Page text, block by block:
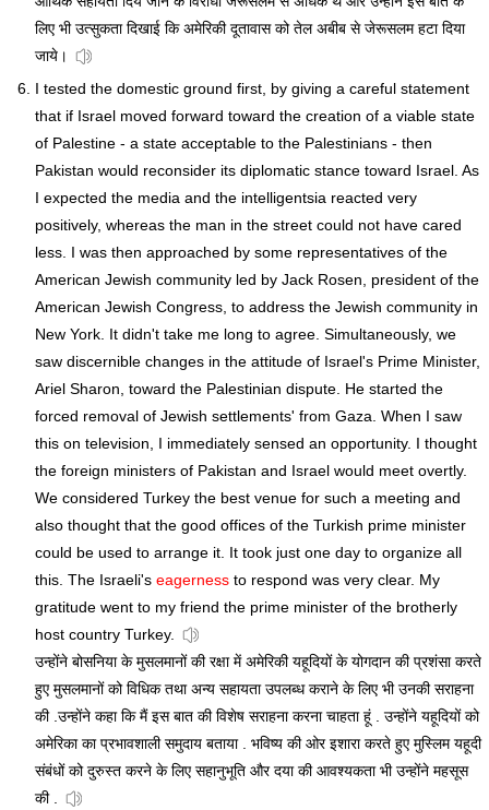
लिए भी उत्सुकता दिखाई कि अमेरिकी दूतावास को तेल अबीब से जेरूसलम हटा दिया
जाये।
I tested the domestic ground first, by giving a careful statement
that if Israel moved forward toward the creation of a viable state
of Palestine - a state acceptable to the Palestinians - then
Pakistan would reconsider its diplomatic stance toward Israel. As
I expected the media and the intelligentsia reacted very
positively, whereas the man in the street could not have cared
less. I was then approached by some representatives of the
American Jewish community led by Jack Rosen, president of the
American Jewish Congress, to address the Jewish community in
New York. It didn't take me long to agree. Simultaneously, we
saw discernible changes in the attitude of Israel's Prime Minister,
Ariel Sharon, toward the Palestinian dispute. He started the
forced removal of Jewish settlements' from Gaza. When I saw
this on television, I immediately sensed an opportunity. I thought
the foreign ministers of Pakistan and Israel would meet overtly.
We considered Turkey the best venue for such a meeting and
also thought that the good offices of the Turkish prime minister
could be used to arrange it. It took just one day to organize all
this. The Israeli's eagerness to respond was very clear. My
gratitude went to my friend the prime minister of the brotherly
host country Turkey.
उन्होंने बोसनिया के मुसलमानों की रक्षा में अमेरिकी यहूदियों के योगदान की प्रशंसा करते
हुए मुसलमानों को विधिक तथा अन्य सहायता उपलब्ध कराने के लिए भी उनकी सराहना
की .उन्होंने कहा कि मैं इस बात की विशेष सराहना करना चाहता हूं . उन्होंने यहूदियों को
अमेरिका का प्रभावशाली समुदाय बताया . भविष्य की ओर इशारा करते हुए मुस्लिम यहूदी
संबंधों को दुरुस्त करने के लिए सहानुभूति और दया की आवश्यकता भी उन्होंने महसूस
की .